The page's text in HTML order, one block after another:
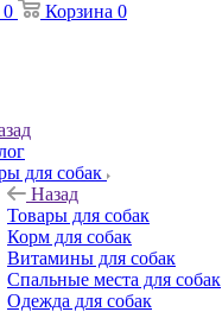
0 Корзина 0
для собак
Назад
Товары для собак
Корм для собак
Витамины для собак
Спальные места для собак
Одежда для собак